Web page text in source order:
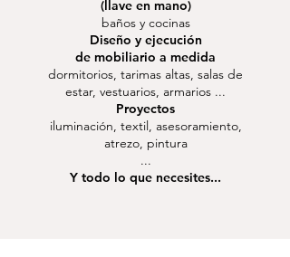
(llave en mano)
baños y cocinas
Diseño y ejecución
de mobiliario a medida
dormitorios, tarimas altas, salas de
estar, vestuarios, armarios ...
Proyectos
iluminación, textil, asesoramiento,
atrezo, pintura
...
Y todo lo que necesites...